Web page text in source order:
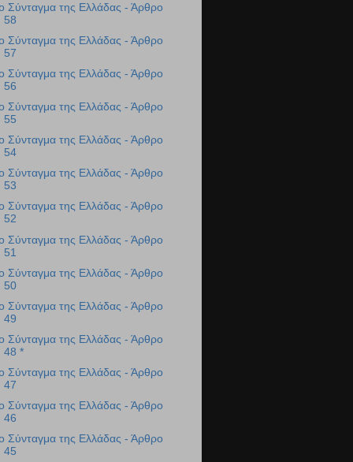
Σύνταγμα της Ελλάδας - Άρθρο
58
Σύνταγμα της Ελλάδας - Άρθρο
57
Σύνταγμα της Ελλάδας - Άρθρο
56
Σύνταγμα της Ελλάδας - Άρθρο
55
Σύνταγμα της Ελλάδας - Άρθρο
54
Σύνταγμα της Ελλάδας - Άρθρο
53
Σύνταγμα της Ελλάδας - Άρθρο
52
Σύνταγμα της Ελλάδας - Άρθρο
51
Σύνταγμα της Ελλάδας - Άρθρο
50
Σύνταγμα της Ελλάδας - Άρθρο
49
Σύνταγμα της Ελλάδας - Άρθρο
48 *
Σύνταγμα της Ελλάδας - Άρθρο
47
Σύνταγμα της Ελλάδας - Άρθρο
46
Σύνταγμα της Ελλάδας - Άρθρο
45